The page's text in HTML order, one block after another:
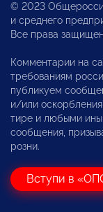
© 2023
и среднего
Все права
Комментарии на
требованиям
публикуем
и/или
тире и любыми
сообщения,
розни.
Вступи в